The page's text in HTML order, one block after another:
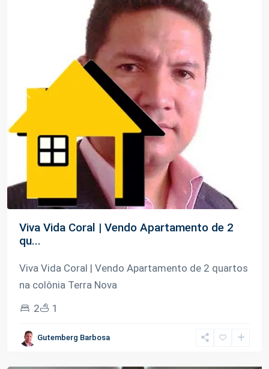
Previous
Viva Vida Coral | Vendo Apartamento de 2
qu...
Viva Vida Coral | Vendo Apartamento de 2 quartos
na colônia Terra Nova
2
1
Gutemberg Barbosa
Colônia
Nova,